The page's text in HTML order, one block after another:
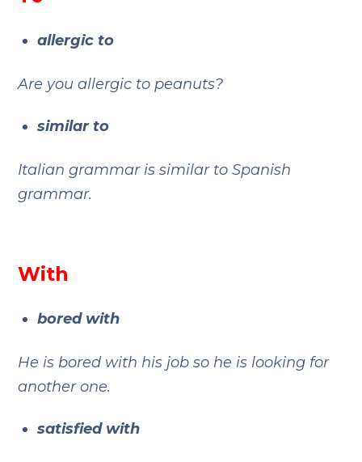
allergic to
Are you allergic to peanuts?
similar to
Italian grammar is similar to Spanish
grammar.
With
bored with
He is bored with his job so he is looking for
another one.
satisfied with